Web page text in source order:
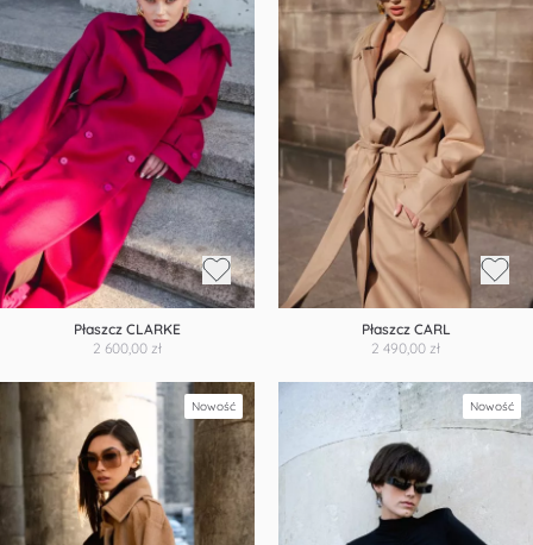
Płaszcz CLARKE
2 600,00 zł
Płaszcz CARL
2 490,00 zł
Nowość Nowość